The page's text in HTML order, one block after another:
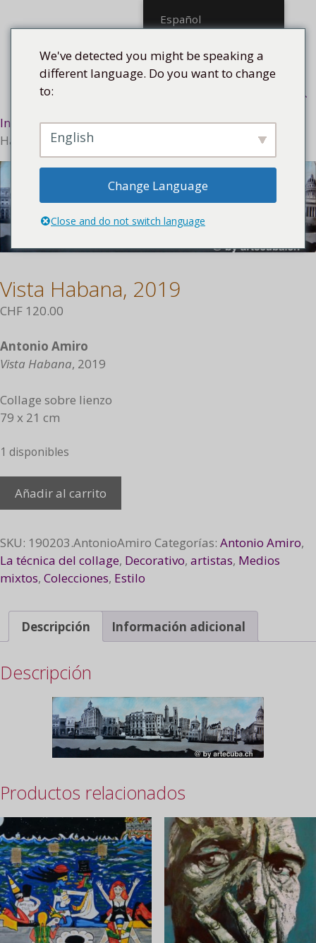
al
Menú
Inicio /Tecnología/La técnica del collage/ Vista
Habana, 2019
Vista Habana, 2019
CHF 120.00
Antonio Amiro
Vista Habana, 2019
Collage sobre lienzo
79 x 21 cm
1 disponibles
Habana,
cantidad
Añadir al carrito
SKU: 190203.AntonioAmiro Categorías: Antonio Amiro,
La técnica del collage, Decorativo, artistas, Medios
mixtos, Colecciones, Estilo
Descripción Información adicional
Descripción
Productos relacionados
Español
We've detected you might be speaking a
different language. Do you want to change
to:
English
Change Language
Close and do not switch language